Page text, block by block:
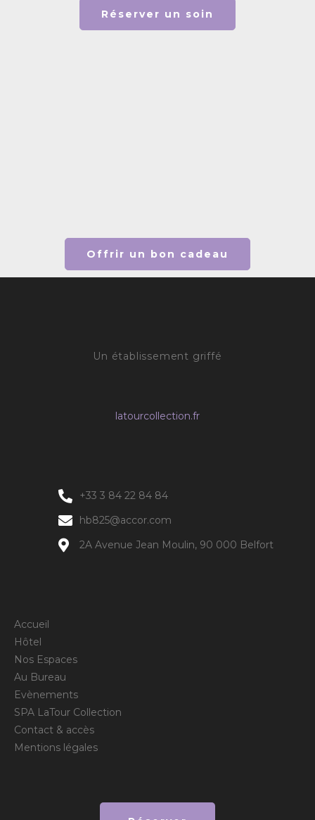
Réserver un soin
Offrir un bon cadeau
Un établissement griffé
latourcollection.fr
+33 3 84 22 84 84
hb825@accor.com
2A Avenue Jean Moulin, 90 000 Belfort
Accueil
Hôtel
Nos Espaces
Au Bureau
Evènements
SPA LaTour Collection
Contact & accès
Mentions légales